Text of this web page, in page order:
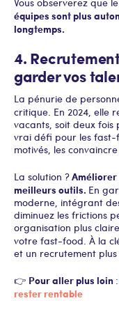
équipes sont plus
longtemps.
4.
garder vos
La pénurie de
critique. En 2024, elle
vacants, soit deux
vrai défi pour les
motivés, les
La solution ?
meilleurs outils. En
moderne, intégrant
diminuez les frictions
organisation plus
votre fast-food. À la
et un recrutement plus
👉 Pour aller plus loin :
rester rentable